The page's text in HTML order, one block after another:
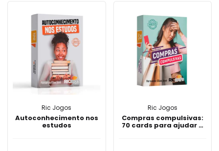
Ric Jogos
Autoconhecimento nos
estudos
Ric Jogos
Compras compulsivas:
70 cards para ajudar a